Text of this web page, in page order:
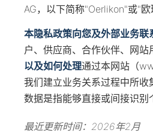
AG，以下简称"Oerlikon"或"欧
本隐私政策向您及外部业务联
户、供应商、合作伙伴、网站
以及如何处理通过本网站（
我们建立业务关系过程中所
数据是指能够直接或间接识别
最近更新时间：2026年2月